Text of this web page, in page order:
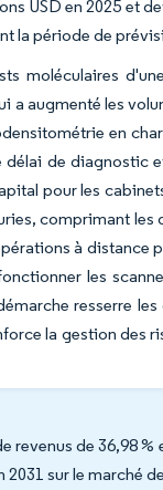
USD en 2025 et
la période de
moléculaires
augmenté les
en
de diagnostic
pour les
comprimant
à distance
les
resserre
la gestion des
de 36,98 %
sur le marché